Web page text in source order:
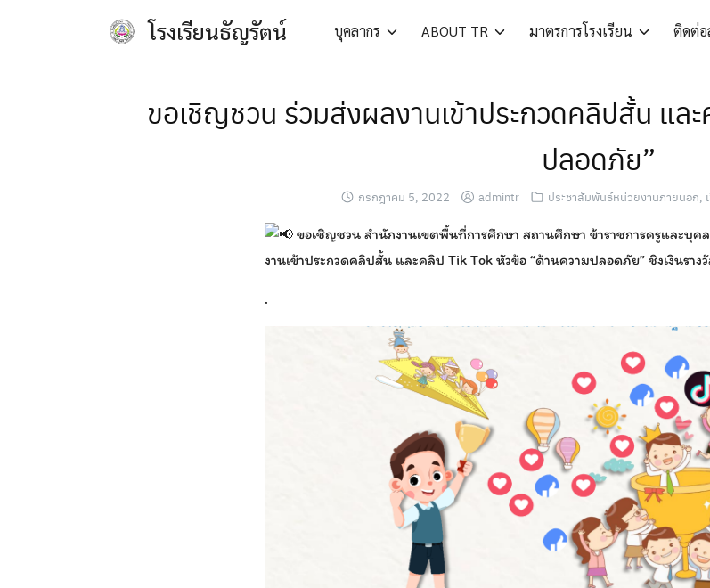
โรงเรียนธัญรัตน์ บุคลากร ABOUT TR มาตรการโรงเรียน ติดต่อ
ขอเชิญชวน ร่วมส่งผลงานเข้าประกวดคลิปสั้น แล
ปลอดภัย”
กรกฎาคม 5, 2022 admintr ประชาสัมพันธ์หน่วยงานภายนอก,
ขอเชิญชวน สำนักงานเขตพื้นที่การศึกษา สถานศึกษา ข้าราชการครูและบุค
งานเข้าประกวดคลิปสั้น และคลิป Tik Tok หัวข้อ “ด้านความปลอดภัย” ชิงเงินราง
.